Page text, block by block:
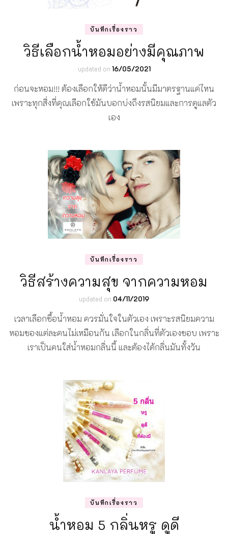
บันทึกเรื่องราว
วิธีเลือกน้ำหอมอย่างมีคุณภาพ
updated on 16/05/2021
ก่อนจะหอม!!! ต้องเลือกให้ดีว่าน้ำหอมนั้นมีมาตรฐานแค่ไหน
เพราะทุกสิ่งที่คุณเลือกใช้มันบอกบ่งถึงรสนิยมและการดูแลตัว
เอง
บันทึกเรื่องราว
วิธีสร้างความสุข จากความหอม
updated on 04/11/2019
เวลาเลือกซื้อน้ำหอม ควรมั่นใจในตัวเอง เพราะรสนิยมความ
หอมของแต่ละคนไม่เหมือนกัน เลือกในกลิ่นที่ตัวเองชอบ เพราะ
เราเป็นคนใส่น้ำหอมกลิ่นนี้ และต้องได้กลิ่นมันทั้งวัน
บันทึกเรื่องราว
น้ำหอม 5 กลิ่นหรู ดูดี